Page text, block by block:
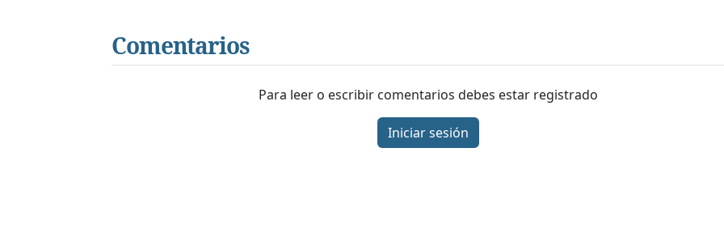
Comentarios
Para leer o escribir comentarios debes estar registrado
Iniciar sesión